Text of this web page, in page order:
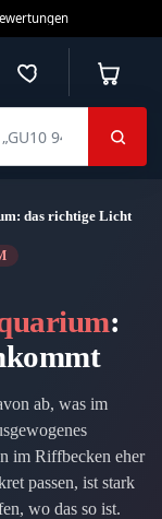
Merkzettel
das richtige Licht
:
ab, was im
im Riffbecken eher
passen, ist stark
wo das so ist.